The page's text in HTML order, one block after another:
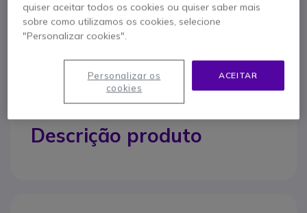
Contacte os nossos peritos -Linha gratuita
800 780 300
Descrição produto
quiser aceitar todos os cookies ou quiser saber mais
sobre como utilizamos os cookies, selecione
"Personalizar cookies".
ACEITAR
Personalizar os
cookies